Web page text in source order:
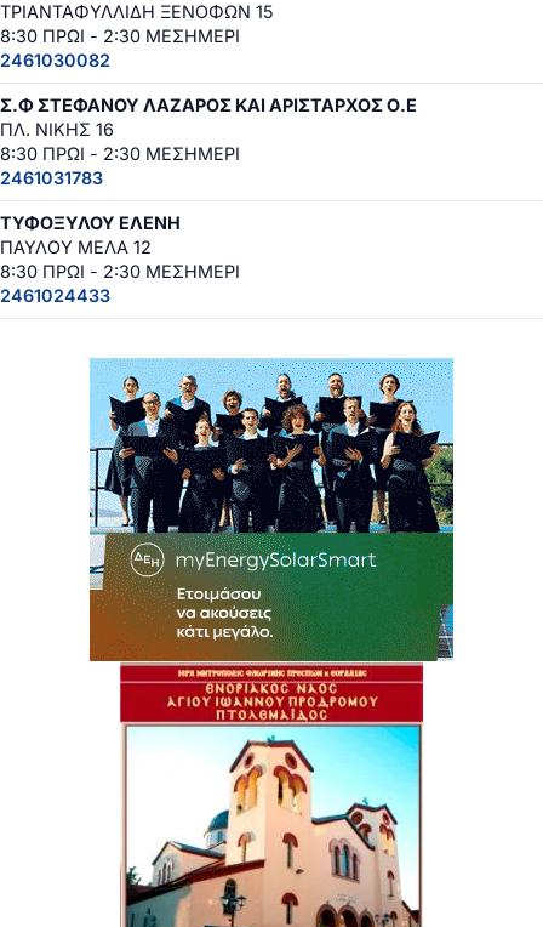
ΤΡΙΑΝΤΑΦΥΛΛΙΔΗ ΞΕΝΟΦΩΝ 15
8:30 ΠΡΩΙ - 2:30 ΜΕΣΗΜΕΡΙ
2461030082
Σ.Φ ΣΤΕΦΑΝΟΥ ΛΑΖΑΡΟΣ ΚΑΙ ΑΡΙΣΤΑΡΧΟΣ Ο.Ε
ΠΛ. ΝΙΚΗΣ 16
8:30 ΠΡΩΙ - 2:30 ΜΕΣΗΜΕΡΙ
2461031783
ΤΥΦΟΞΥΛΟΥ ΕΛΕΝΗ
ΠΑΥΛΟΥ ΜΕΛΑ 12
8:30 ΠΡΩΙ - 2:30 ΜΕΣΗΜΕΡΙ
2461024433